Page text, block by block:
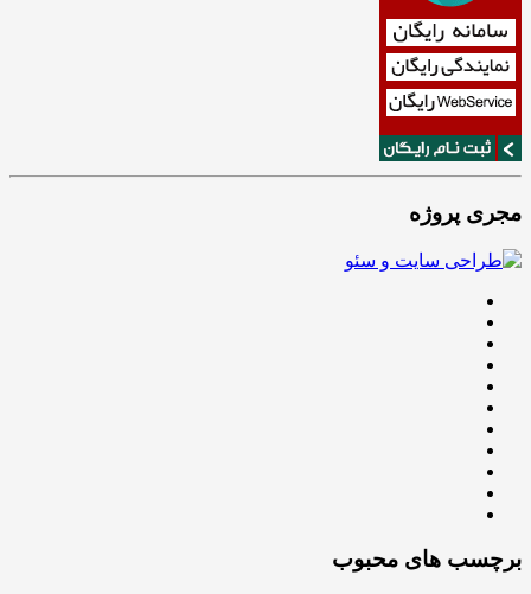
مجری پروژه
برچسب های محبوب